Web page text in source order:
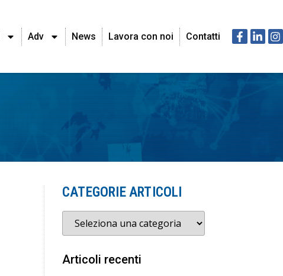
Adv News Lavora con noi Contatti
CATEGORIE ARTICOLI
Articoli recenti